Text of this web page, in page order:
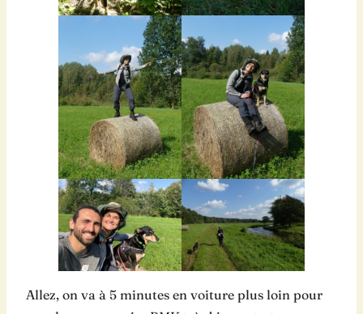
Allez, on va à 5 minutes en voiture plus loin pour